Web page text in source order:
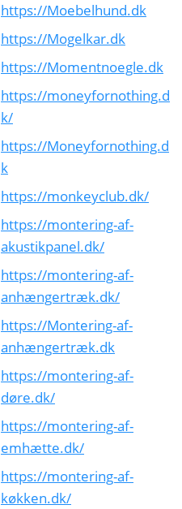
https://Moebelhund.dk
https://Mogelkar.dk
https://Momentnoegle.dk
https://moneyfornothing.d
k/
https://Moneyfornothing.d
k
https://monkeyclub.dk/
https://montering-af-
akustikpanel.dk/
https://montering-af-
anhængertræk.dk/
https://Montering-af-
anhængertræk.dk
https://montering-af-
døre.dk/
https://montering-af-
emhætte.dk/
https://montering-af-
køkken.dk/